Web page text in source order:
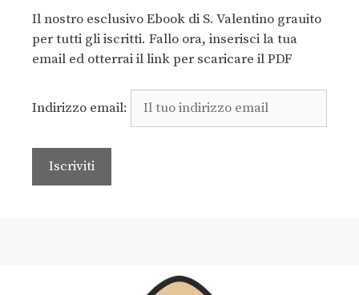
Il nostro esclusivo Ebook di S. Valentino grauito
per tutti gli iscritti. Fallo ora, inserisci la tua
email ed otterrai il link per scaricare il PDF
Indirizzo email: